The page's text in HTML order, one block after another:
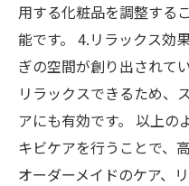
用する化粧品を調整する
能です。 4.リラックス効
ぎの空間が創り出されて
リラックスできるため、
アにも有効です。 以上の
キビケアを行うことで、
オーダーメイドのケア、